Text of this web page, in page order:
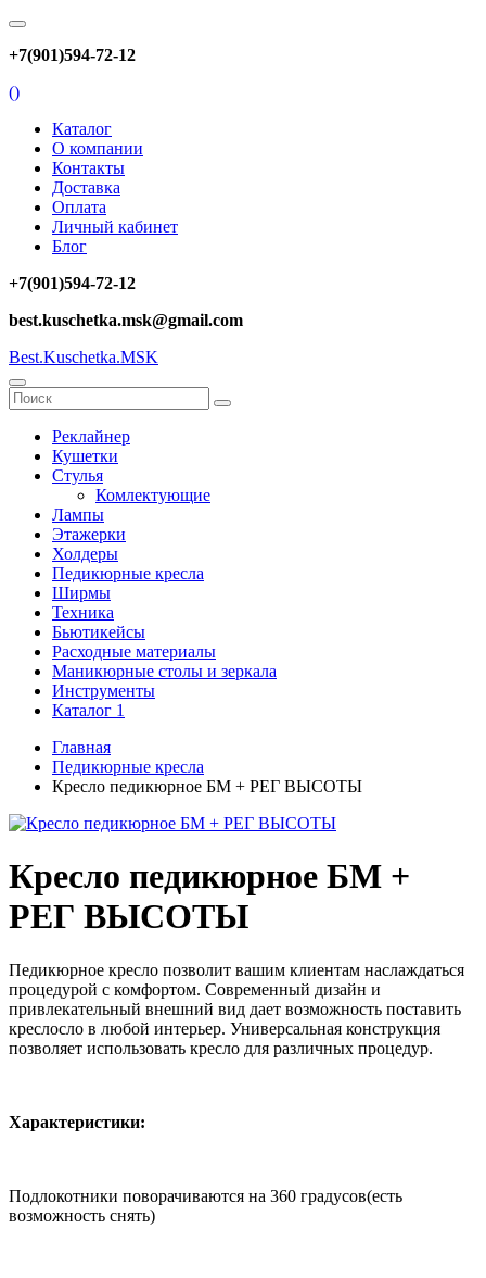
+7(901)594-72-12
()
Каталог
О компании
Контакты
Доставка
Оплата
Личный кабинет
Блог
+7(901)594-72-12
best.kuschetka.msk@gmail.com
Best.Kuschetka.MSK
Реклайнер
Кушетки
Стулья
Комлектующие
Лампы
Этажерки
Холдеры
Педикюрные кресла
Ширмы
Техника
Бьютикейсы
Расходные материалы
Маникюрные столы и зеркала
Инструменты
Каталог 1
Главная
Педикюрные кресла
Кресло педикюрное БМ + РЕГ ВЫСОТЫ
Кресло педикюрное БМ +
РЕГ ВЫСОТЫ
Педикюрное кресло позволит вашим клиентам наслаждаться
процедурой с комфортом. Современный дизайн и
привлекательный внешний вид дает возможность поставить
креслосло в любой интерьер. Универсальная конструкция
позволяет использовать кресло для различных процедур.
Характеристики:
Подлокотники поворачиваются на 360 градусов(есть
возможность снять)